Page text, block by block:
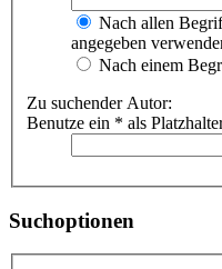
Nach allen
angegeben
Nach einem
Zu suchender Autor:
Benutze ein * als
Suchoptionen